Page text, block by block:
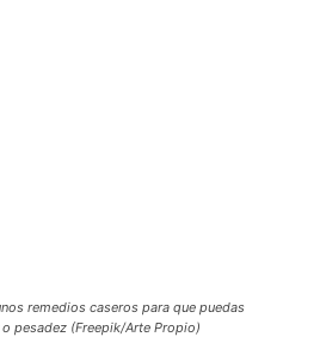
remedios caseros para que puedas
pesadez (Freepik/Arte Propio)